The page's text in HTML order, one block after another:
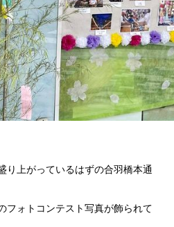
り上がっているはずの合羽橋本通
フォトコンテスト写真が飾られて